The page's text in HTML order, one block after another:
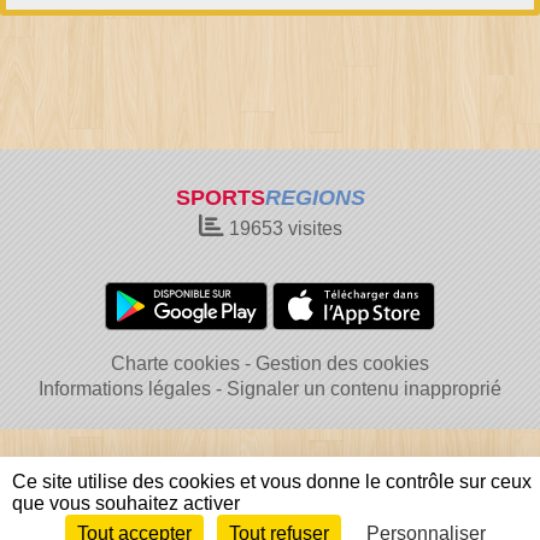
SPORTSREGIONS
19653visites
Charte cookies
Gestion des cookies
Informations légales
Signaler un contenu inapproprié
Envie de participer ? Connexion
Ce site utilise des cookies et vous donne le contrôle sur ceux
que vous souhaitez activer
Tout accepter
Tout refuser Personnaliser